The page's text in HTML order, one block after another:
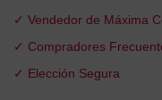
✓ Vendedor de Máxima
✓ Compradores
✓ Elección Segura